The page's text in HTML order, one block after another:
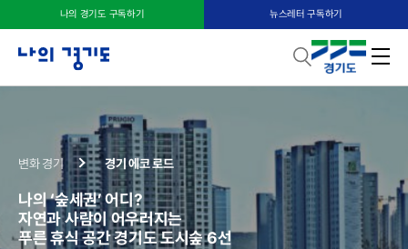
나의 경기도 구독하기 뉴스레터 구독하기
변화 경기 경기 에코 로드
나의 ‘숲세권’ 어디?
자연과 사람이 어우러지는
푸른 휴식 공간 경기도 도시숲 6선